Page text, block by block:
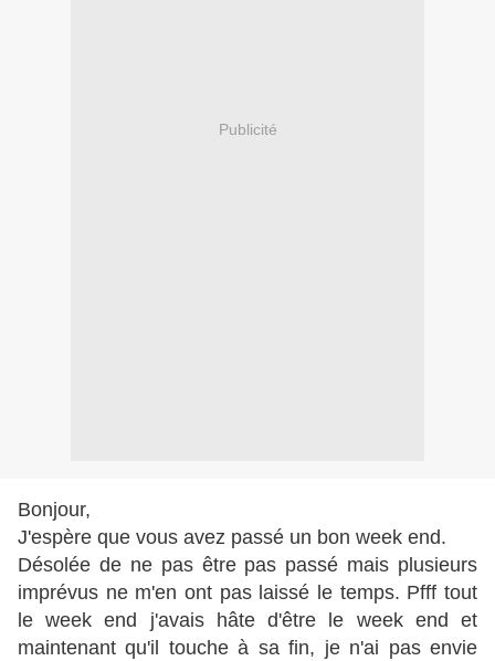
Publicité
Bonjour,
J'espère que vous avez passé un bon week end.
Désolée de ne pas être pas passé mais plusieurs
imprévus ne m'en ont pas laissé le temps. Pfff tout
le week end j'avais hâte d'être le week end et
maintenant qu'il touche à sa fin, je n'ai pas envie